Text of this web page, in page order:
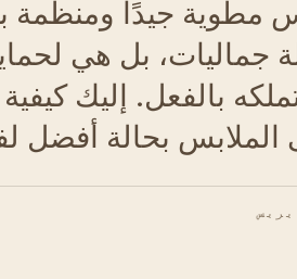
مطوية جيدًا ومنظمة
جماليات، بل هي
بالفعل. إليك
بحالة أفضل